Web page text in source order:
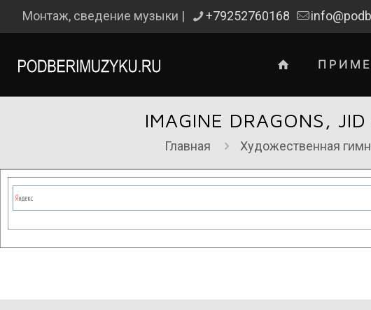
Монтаж, сведение музыки | +79252760168
IMAGINE
Главная Художественная